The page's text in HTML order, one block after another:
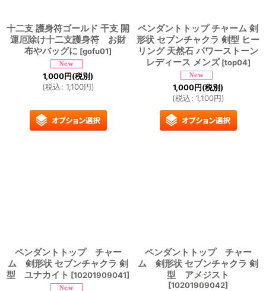
十二支 護身符ゴールド 干支 開
運厄除け十二支護身符 お財
布やバッグに [gofu01]
1,000円(税別)
(税込: 1,100円)
ペンダントトップ チャーム 剣
形状 セブンチャクラ 剣型 ヒー
リング 天然石 パワーストーン
レディース メンズ [top04]
1,000円(税別)
(税込: 1,100円)
ペンダントトップ チャー
ム 剣形状 セブンチャクラ 剣
型 ユナカイト [10201909041]
ペンダントトップ チャー
ム 剣形状 セブンチャクラ 剣
型 アメジスト
[10201909042]